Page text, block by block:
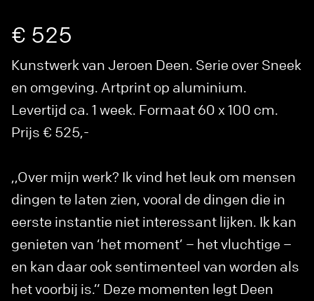
€ 525
Kunstwerk van Jeroen Deen. Serie over Sneek
en omgeving. Artprint op aluminium.
Levertijd ca. 1 week. Formaat 60 x 100 cm.
Prijs € 525,-
,,Over mijn werk? Ik vind het leuk om mensen
dingen te laten zien, vooral de dingen die in
eerste instantie niet interessant lijken. Ik kan
genieten van ‘het moment’ – het vluchtige –
en kan daar ook sentimenteel van worden als
het voorbij is.” Deze momenten legt Deen